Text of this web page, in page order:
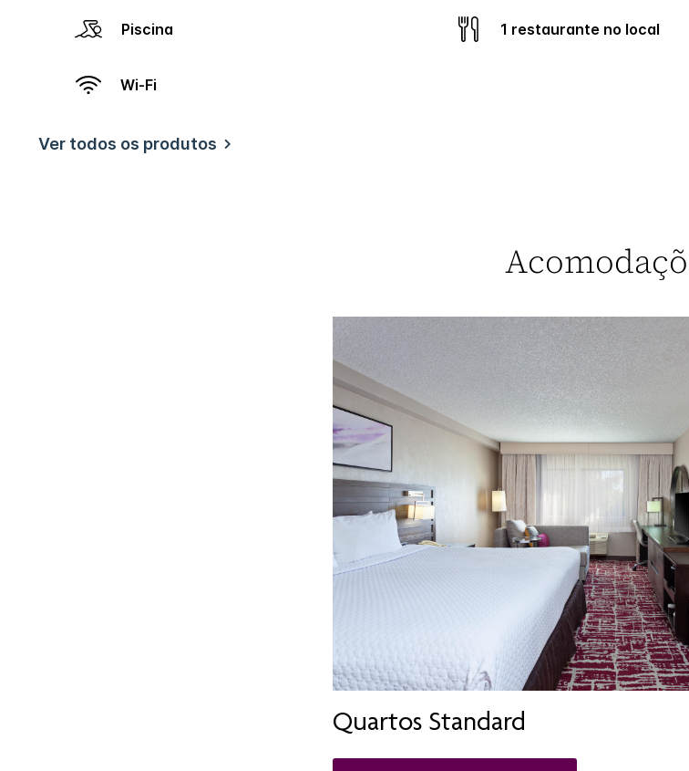
Piscina 1 restaurante no local
Wi-Fi
Ver todos os produtos
Quartos Standard